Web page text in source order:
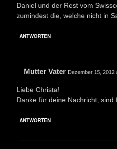
Daniel und der Rest vom
zumindest die, welche nicht in
ANTWORTEN
Mutter Vater Dezember 15, 2012
Liebe Christa!
Danke für deine Nachricht, sind
ANTWORTEN